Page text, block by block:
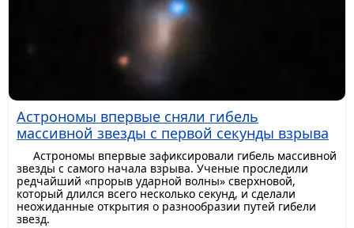
Астрономы впервые сняли гибель
массивной звезды с первой секунды взрыва
Астрономы впервые зафиксировали гибель массивной
звезды с самого начала взрыва. Ученые проследили
редчайший «прорыв ударной волны» сверхновой,
который длился всего несколько секунд, и сделали
неожиданные открытия о разнообразии путей гибели
звезд.